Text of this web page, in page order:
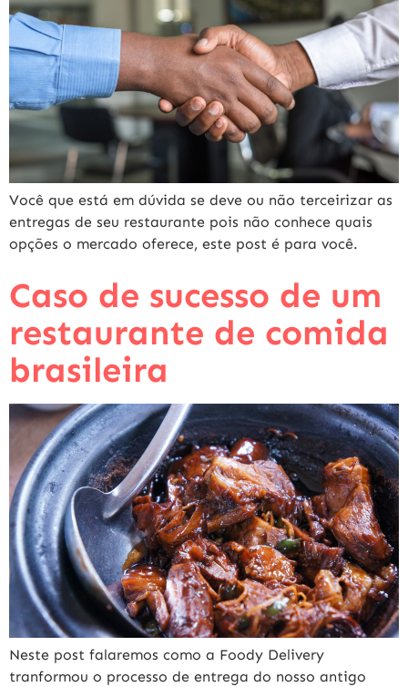
Você que está em dúvida se deve ou não terceirizar as
entregas de seu restaurante pois não conhece quais
opções o mercado oferece, este post é para você.
Caso de sucesso de um
restaurante de comida
brasileira
Neste post falaremos como a Foody Delivery
tranformou o processo de entrega do nosso antigo